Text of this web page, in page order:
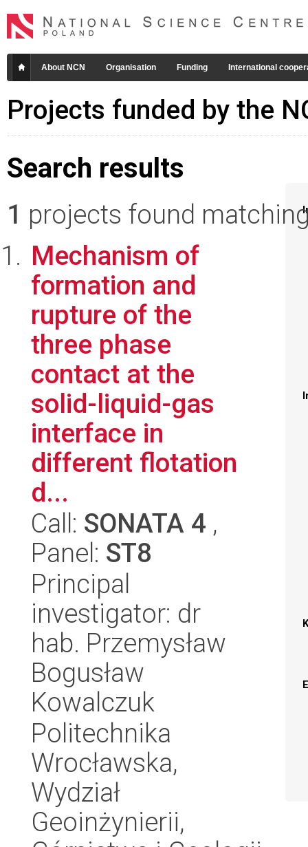
About NCN Organisation Funding International
Projects funded by the
Search results
1 projects found
Mechanism of
formation and
rupture of the
three phase
contact at the
solid-liquid-gas
interface in
different flotation
d...
Call: SONATA 4 ,
Panel: ST8
Principal
investigator: dr
hab. Przemysław
Bogusław
Kowalczuk
Politechnika
Wrocławska,
Wydział
Geoinżynierii,